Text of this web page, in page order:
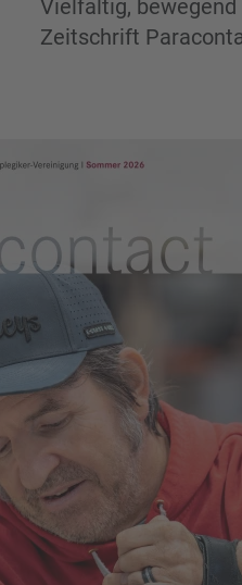
Vielfältig, bewegend
Zeitschrift